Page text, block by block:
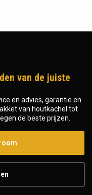
van de juiste
en advies, garantie en
van houtkachel tot
de beste prijzen.